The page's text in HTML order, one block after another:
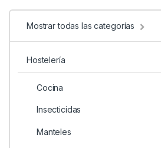
Mostrar todas las categorías
Hostelería
Cocina
Insecticidas
Manteles